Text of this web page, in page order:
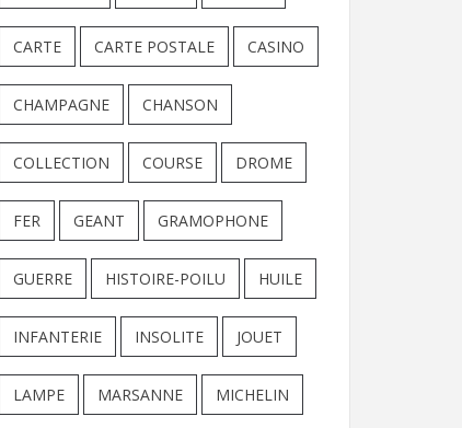
CARTE CARTE POSTALE CASINO
CHAMPAGNE CHANSON
COLLECTION COURSE DROME
FER GEANT GRAMOPHONE
GUERRE HISTOIRE-POILU HUILE
INFANTERIE INSOLITE JOUET
LAMPE MARSANNE MICHELIN